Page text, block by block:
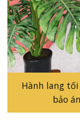
Hành lang
bảo